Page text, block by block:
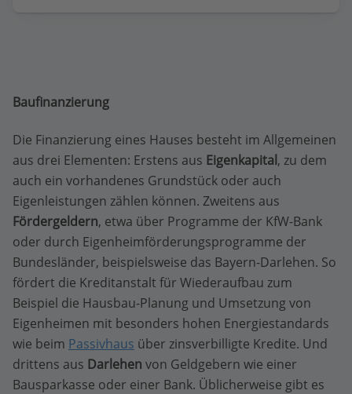
Baufinanzierung
Die Finanzierung eines Hauses besteht im Allgemeinen
aus drei Elementen: Erstens aus Eigenkapital, zu dem
auch ein vorhandenes Grundstück oder auch
Eigenleistungen zählen können. Zweitens aus
Fördergeldern, etwa über Programme der KfW-Bank
oder durch Eigenheimförderungsprogramme der
Bundesländer, beispielsweise das Bayern-Darlehen. So
fördert die Kreditanstalt für Wiederaufbau zum
Beispiel die Hausbau-Planung und Umsetzung von
Eigenheimen mit besonders hohen Energiestandards
wie beim Passivhaus über zinsverbilligte Kredite. Und
drittens aus Darlehen von Geldgebern wie einer
Bausparkasse oder einer Bank. Üblicherweise gibt es